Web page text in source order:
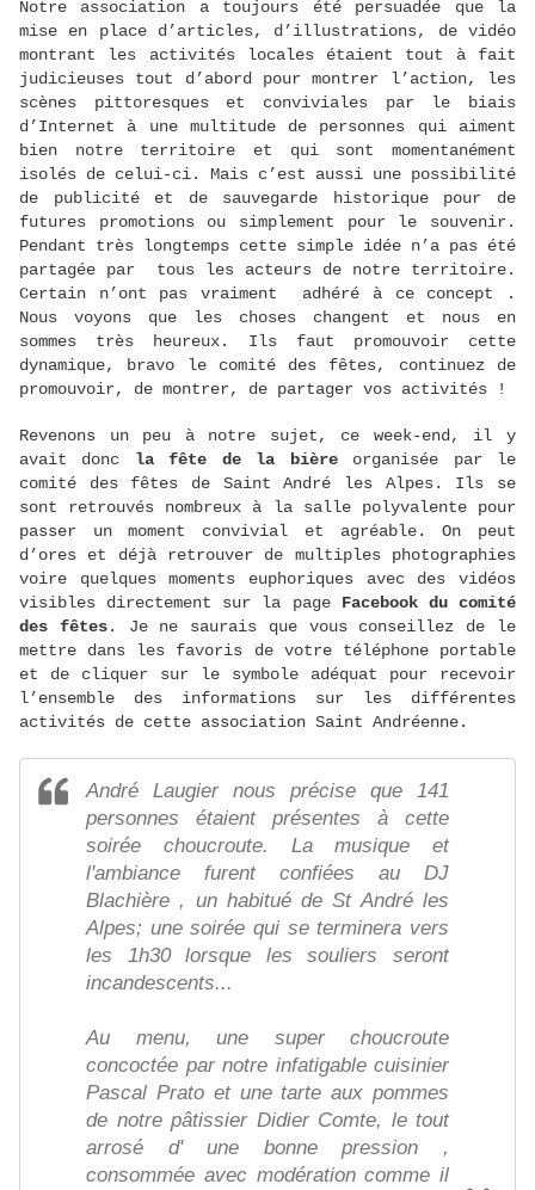
Notre association a toujours été persuadée que la
mise en place d’articles, d’illustrations, de vidéo
montrant les activités locales étaient tout à fait
judicieuses tout d’abord pour montrer l’action, les
scènes pittoresques et conviviales par le biais
d’Internet à une multitude de personnes qui aiment
bien notre territoire et qui sont momentanément
isolés de celui-ci. Mais c’est aussi une possibilité
de publicité et de sauvegarde historique pour de
futures promotions ou simplement pour le souvenir.
Pendant très longtemps cette simple idée n’a pas été
partagée par tous les acteurs de notre territoire.
Certain n’ont pas vraiment adhéré à ce concept .
Nous voyons que les choses changent et nous en
sommes très heureux. Ils faut promouvoir cette
dynamique, bravo le comité des fêtes, continuez de
promouvoir, de montrer, de partager vos activités !
Revenons un peu à notre sujet, ce week-end, il y
avait donc la fête de la bièreorganisée par le
comité des fêtes de Saint André les Alpes. Ils se
sont retrouvés nombreux à la salle polyvalente pour
passer un moment convivial et agréable. On peut
d’ores et déjà retrouver de multiples photographies
voire quelques moments euphoriques avec des vidéos
visibles directement sur la page Facebook du comité
des fêtes. Je ne saurais que vous conseillez de le
mettre dans les favoris de votre téléphone portable
et de cliquer sur le symbole adéquat pour recevoir
l’ensemble des informations sur les différentes
activités de cette association Saint Andréenne.
André Laugier nous précise que 141
personnes étaient présentes à cette
soirée choucroute. La musique et
l'ambiance furent confiées au DJ
Blachière , un habitué de St André les
Alpes; une soirée qui se terminera vers
les 1h30 lorsque les souliers seront
incandescents...
Au menu, une super choucroute
concoctée par notre infatigable cuisinier
Pascal Prato et une tarte aux pommes
de notre pâtissier Didier Comte, le tout
arrosé d' une bonne pression ,
consommée avec modération comme il